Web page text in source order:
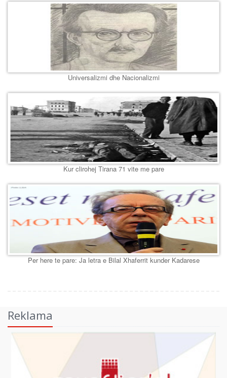
Universalizmi dhe Nacionalizmi
Kur clirohej Tirana 71 vite me pare
Per here te pare: Ja letra e Bilal Xhaferrit kunder Kadarese
Reklama